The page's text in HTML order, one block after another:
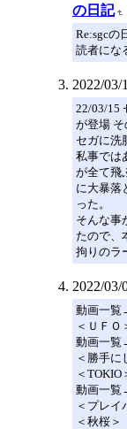
の日記
Re:sgcの
読者にな
2022/03/
22/03/15
が登場 そ
セガに洗
私事では
が全て飛
に大暴落
った。
そんな事
たので、
拘りのラ
2022/03/
動画一覧
＜ＵＦ
動画一覧
＜勝手に
＜TOKIO
動画一覧
＜プレイ
＜秋桜＞